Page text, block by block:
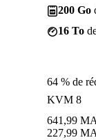
200 Go
16 To
64 % de
KVM 8
641,99
227,99